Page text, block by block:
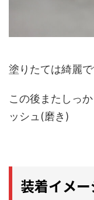
塗りたては綺麗で
この後またしっ
ッシュ(磨き)
装着イメー